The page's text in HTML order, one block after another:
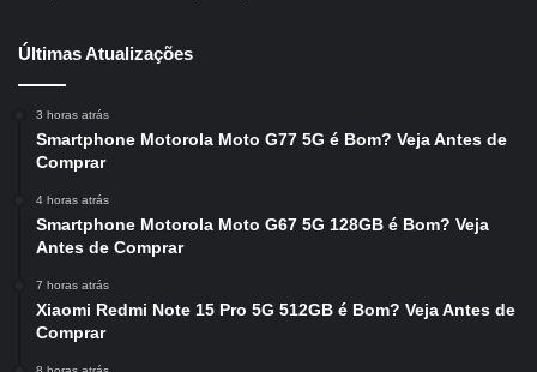
Últimas Atualizações
3 horas atrás
Smartphone Motorola Moto G77 5G é Bom? Veja Antes de
Comprar
4 horas atrás
Smartphone Motorola Moto G67 5G 128GB é Bom? Veja
Antes de Comprar
7 horas atrás
Xiaomi Redmi Note 15 Pro 5G 512GB é Bom? Veja Antes de
Comprar